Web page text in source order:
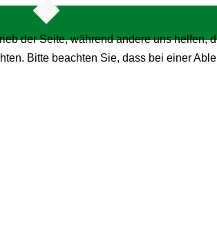
der Seite, während andere uns helfen,
Bitte beachten Sie, dass bei einer